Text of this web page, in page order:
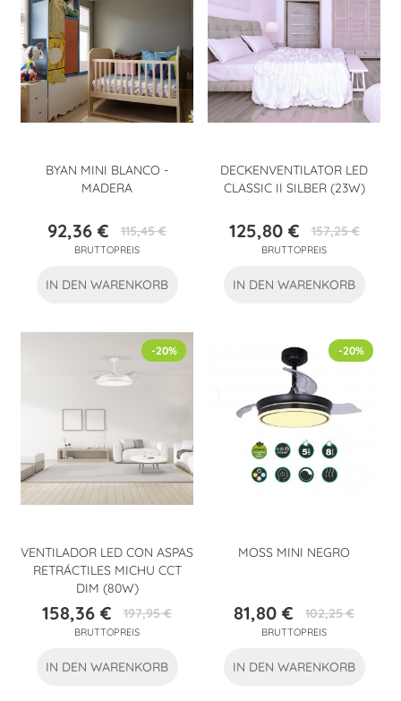
BYAN MINI BLANCO -
MADERA
Preis
92,36 €Verkaufspreis
115,45 €
BRUTTOPREIS
IN DEN WARENKORB
DECKENVENTILATOR LED
CLASSIC II SILBER (23W)
Preis
125,80 €Verkaufspreis
157,25 €
BRUTTOPREIS
IN DEN WARENKORB
VENTILADOR LED CON ASPAS
RETRÁCTILES MICHU CCT
DIM (80W)
Preis
158,36 €Verkaufspreis
197,95 €
BRUTTOPREIS
-20%
IN DEN WARENKORB
MOSS MINI NEGRO
Preis
81,80 € Verkaufspreis
102,25 €
BRUTTOPREIS
-20%
IN DEN WARENKORB